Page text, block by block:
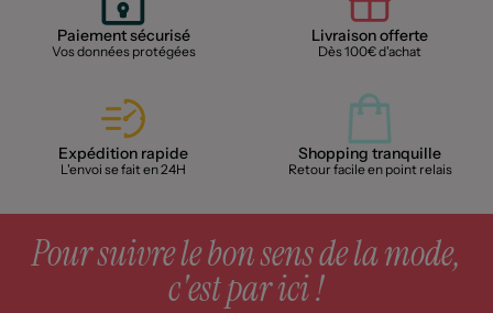
Paiement sécurisé
Vos données protégées
Livraison offerte
Dès 100€ d'achat
Expédition rapide
L'envoi se fait en 24H
Shopping tranquille
Retour facile en point relais
Pour suivre le bon sens de la mode,
c'est par ici !